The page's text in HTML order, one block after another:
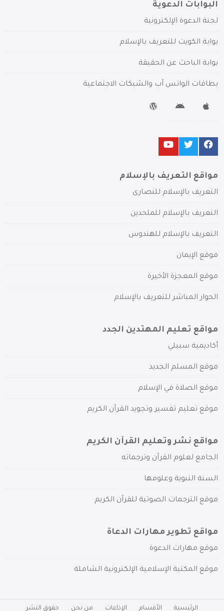
البوابات الدعوية
لجنة الدعوة الإلكترونية
بوابة الكويت للتعريف بالإسلام
بوابة الباحث عن الحقيقة
بطاقات الواتس آب والشبكات الاجتماعية
مواقع التعريف بالإسلام
التعريف بالإسلام للنصارى
التعريف بالإسلام للملحدين
التعريف بالإسلام للهندوس
موقع الإيمان
موقع المعجزة الأخيرة
الحوار المباشر للتعريف بالإسلام
مواقع تعليم المهتدين الجدد
أكاديمية سبيلي
موقع المسلم الجديد
موقع الصلاة في الإسلام
موقع تعليم تفسير وتجويد القرآن الكريم
مواقع نشر وتعليم القرآن الكريم
الجامع لعلوم القرآن وترجماته
السنة النبوية وعلومها
موقع الترجمات الصوتية للقرآن الكريم
مواقع تطوير مهارات الدعاة
موقع مهارات الدعوة
موقع المكتبة الإسلامية الإلكترونية الشاملة
الرئيسية الأقسام الإذاعات من نحن حقوق النشر